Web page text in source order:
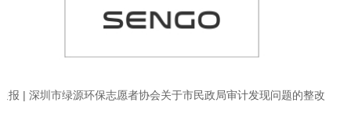
报 | 深圳市绿源环保志愿者协会关于市民政局审计发现问题的整改